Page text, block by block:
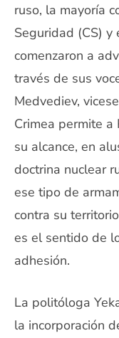
ruso, la mayoría
Seguridad (CS) y
comenzaron a
través de sus
Medvediev,
Crimea permite a
su alcance, en
doctrina nuclear
ese tipo de
contra su
es el sentido de
adhesión.
La politóloga
la incorporación